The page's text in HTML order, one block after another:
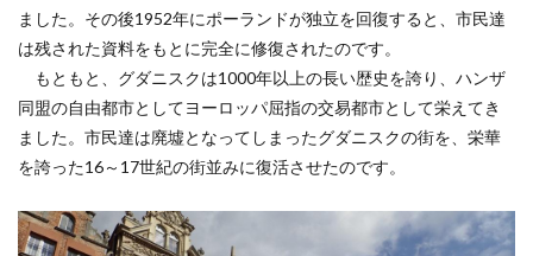
ました。その後1952年にポーランドが独立を回復すると、市民達
は残された資料をもとに完全に修復されたのです。
もともと、グダニスクは1000年以上の長い歴史を誇り、ハンザ
同盟の自由都市としてヨーロッパ屈指の交易都市として栄えてき
ました。市民達は廃墟となってしまったグダニスクの街を、栄華
を誇った16～17世紀の街並みに復活させたのです。